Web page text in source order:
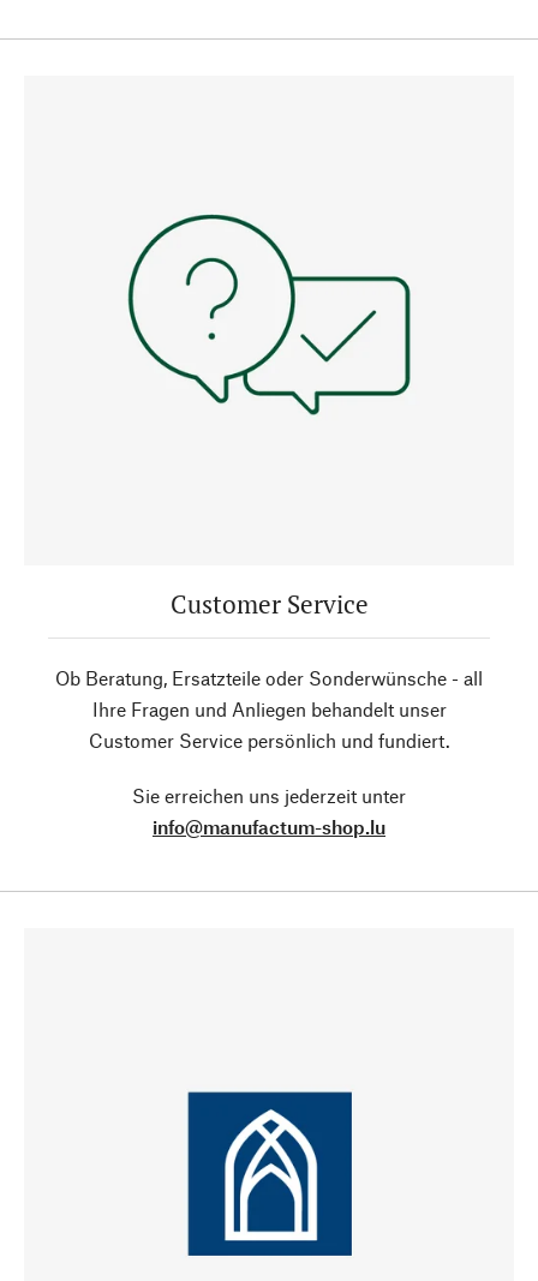
Customer Service
Ob Beratung, Ersatzteile oder Sonderwünsche - all
Ihre Fragen und Anliegen behandelt unser
Customer Service persönlich und fundiert.
Sie erreichen uns jederzeit unter
info@manufactum-shop.lu